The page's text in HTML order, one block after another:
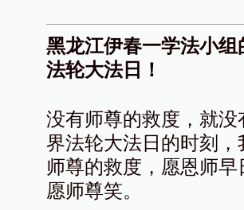
黑龙江伊春一学法小
法轮大法日！
没有师尊的救度，就
界法轮大法日的时刻
师尊的救度，愿恩师
愿师尊笑。